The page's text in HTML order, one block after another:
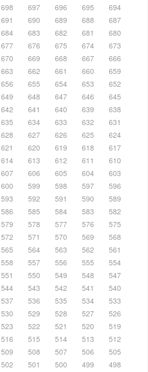
698 697 696 695
694
691 690 689 688
687
684 683 682 681
680
677 676 675 674
673
670 669 668 667
666
663 662 661 660
659
656 655 654 653
652
649 648 647 646
645
642 641 640 639
638
635 634 633 632
631
628 627 626 625
624
621 620 619 618
617
614 613 612 611
610
607 606 605 604
603
600 599 598 597
596
593 592 591 590
589
586 585 584 583
582
579 578 577 576
575
572 571 570 569
568
565 564 563 562
561
558 557 556 555
554
551 550 549 548
547
544 543 542 541
540
537 536 535 534
533
530 529 528 527
526
523 522 521 520
519
516 515 514 513
512
509 508 507 506
505
502 501 500 499
498